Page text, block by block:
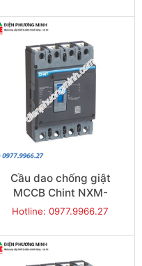
Cầu dao chống giật
MCCB Chint NXM-
250S/4300-200 35KA 4P
Hotline: 0977.9966.27